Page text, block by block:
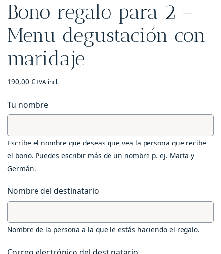
Bono regalo para 2 –
Menu degustación con
maridaje
190,00 € IVA incl.
Tu nombre
Escribe el nombre que deseas que vea la persona que recibe
el bono. Puedes escribir más de un nombre p. ej. Marta y
Germán.
Nombre del destinatario
Nombre de la persona a la que le estás haciendo el regalo.